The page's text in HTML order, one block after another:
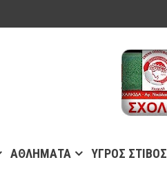
ΑΘΛΗΜΑΤΑ ΥΓΡΟΣ ΣΤΙΒΟΣ